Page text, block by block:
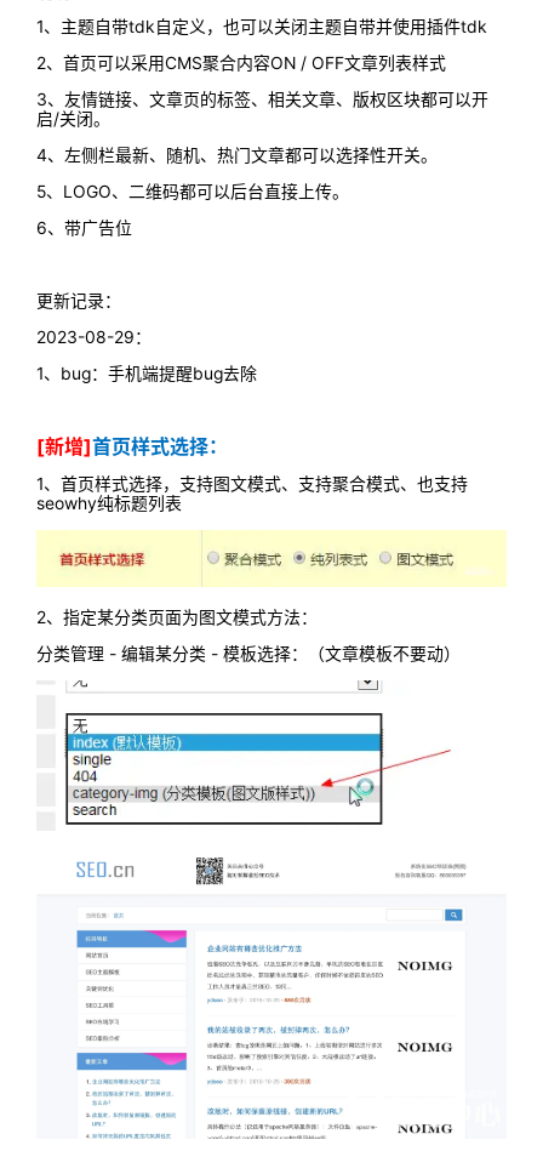
1、主题自带tdk自定义，也可以关闭主题自带并使用插件tdk
2、首页可以采用CMS聚合内容ON / OFF文章列表样式
3、友情链接、文章页的标签、相关文章、版权区块都可以开
启/关闭。
4、左侧栏最新、随机、热门文章都可以选择性开关。
5、LOGO、二维码都可以后台直接上传。
6、带广告位
更新记录：
2023-08-29：
1、bug：手机端提醒bug去除
[新增]首页样式选择：
1、首页样式选择，支持图文模式、支持聚合模式、也支持
seowhy纯标题列表
2、指定某分类页面为图文模式方法：
分类管理 - 编辑某分类 - 模板选择：（文章模板不要动）